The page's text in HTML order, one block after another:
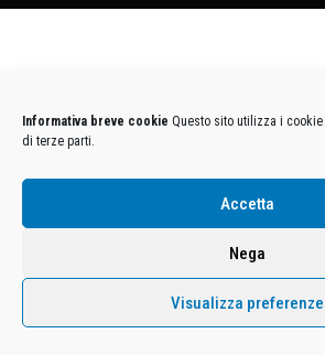
Informativa breve cookie Questo sito utilizza i
di terze parti.
Accetta
Nega
Visualizza preferenze